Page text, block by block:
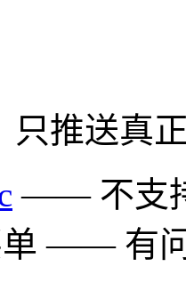
只推送真
—— 不支
—— 有